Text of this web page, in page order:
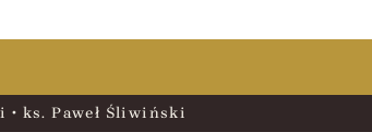
• ks. Paweł Śliwiński